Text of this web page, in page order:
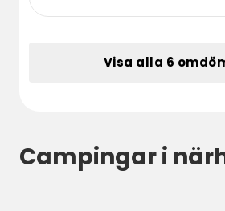
Visa alla 6
Campingar i